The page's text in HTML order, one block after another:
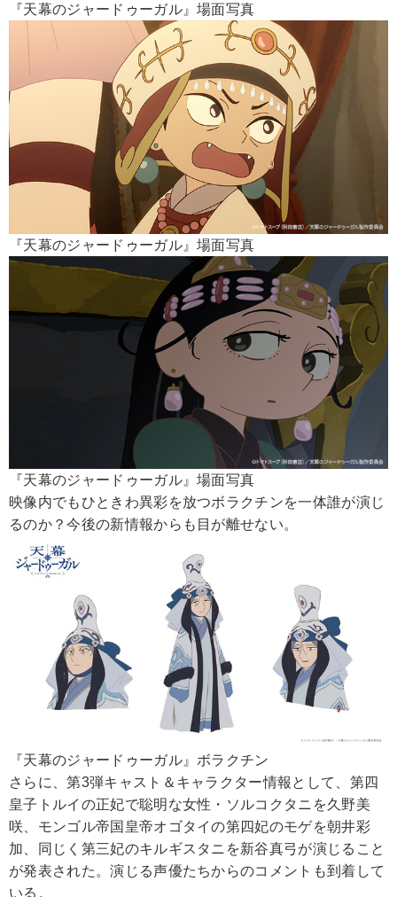
『天幕のジャードゥーガル』場面写真
『天幕のジャードゥーガル』場面写真
『天幕のジャードゥーガル』場面写真
映像内でもひときわ異彩を放つボラクチンを一体誰が演じ
るのか？今後の新情報からも目が離せない。
『天幕のジャードゥーガル』ボラクチン
さらに、第3弾キャスト＆キャラクター情報として、第四
皇子トルイの正妃で聡明な女性・ソルコクタニを久野美
咲、モンゴル帝国皇帝オゴタイの第四妃のモゲを朝井彩
加、同じく第三妃のキルギスタニを新谷真弓が演じること
が発表された。演じる声優たちからのコメントも到着して
いる。